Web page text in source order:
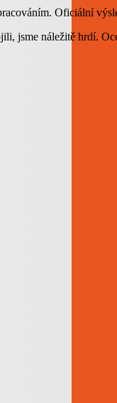
Oficiální
jsme náležitě hrdí.